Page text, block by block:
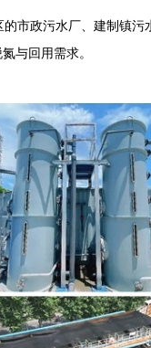
市政污水厂、建制镇污
与回用需求。